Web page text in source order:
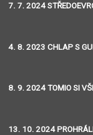
7. 7. 2024
4. 8. 2023 CHLAP S
8. 9. 2024 TOMIO SI
13. 10. 2024